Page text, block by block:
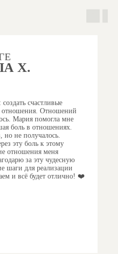
Х.
счастливые
отношения. Отношений
Мария помогла мне
боль в отношениях.
но не получалось.
эту боль к этому
отношения меня
за эту чудесную
шаги для реализации
и всё будет отлично! ❤️